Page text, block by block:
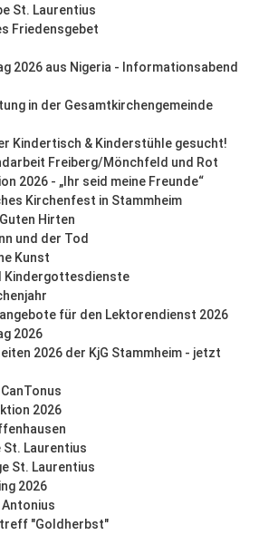
St. Laurentius
Friedensgebet
2026 aus Nigeria - Informationsabend
in der Gesamtkirchengemeinde
Kindertisch & Kinderstühle gesucht!
Freiberg/Mönchfeld und Rot
2026 - „Ihr seid meine Freunde“
Kirchenfest in Stammheim
Hirten
und der Tod
Kunst
Kindergottesdienste
für den Lektorendienst 2026
2026
2026 der KjG Stammheim - jetzt
2026
Laurentius
St. Laurentius
2026
Antonius
"Goldherbst"